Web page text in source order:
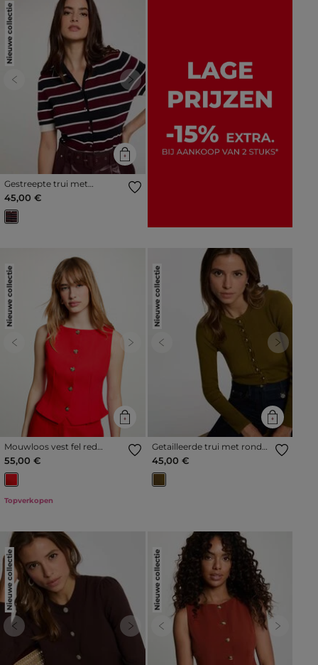
Nieuwe collectie
Previous Next
Gestreepte trui met
polokraag bordeaux vrouw
45,00 €
Nieuwe collectie
Previous Next
Mouwloos vest fel red
vrouw
55,00 €
Topverkopen
Nieuwe collectie
Previous Next
Getailleerde trui met ronde
hals olijfgroen vrouw
45,00 €
Nieuwe collectie
Previous Next
Nieuwe collectie
Previous Next